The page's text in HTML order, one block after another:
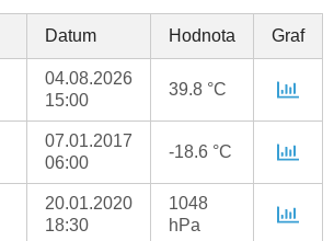
Datum Hodnota Graf
04.08.2026
15:00
39.8 °C
07.01.2017
06:00
-18.6 °C
20.01.2020
18:30
1048
hPa